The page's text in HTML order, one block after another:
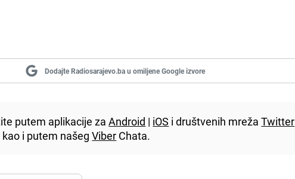
Dodajte Radiosarajevo.ba u omiljene Google izvore
putem aplikacije zaAndroid | iOS i društvenih mrežaTwitter
kao i putem našegViber Chata.